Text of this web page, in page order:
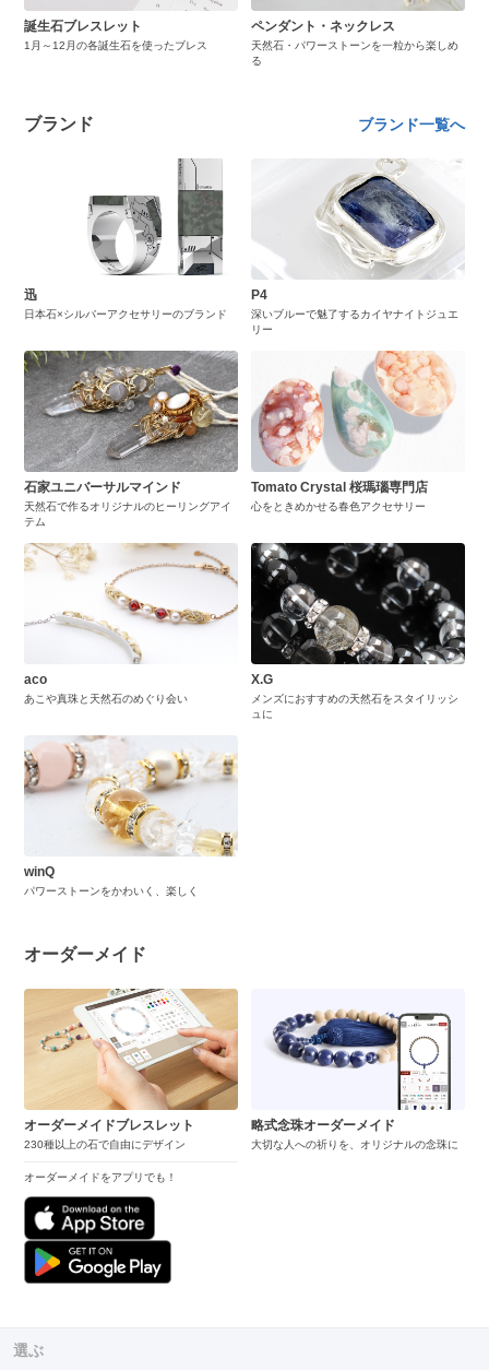
誕生石ブレスレット
1月～12月の各誕生石を使ったブレス
ペンダント・ネックレス
天然石・パワーストーンを一粒から楽しめ
る
ブランド ブランド一覧へ
迅
日本石×シルバーアクセサリーのブランド
P4
深いブルーで魅了するカイヤナイトジュエ
リー
石家ユニバーサルマインド
天然石で作るオリジナルのヒーリングアイ
テム
Tomato Crystal 桜瑪瑙専門店
心をときめかせる春色アクセサリー
aco
あこや真珠と天然石のめぐり会い
X.G
メンズにおすすめの天然石をスタイリッシ
ュに
winQ
パワーストーンをかわいく、楽しく
オーダーメイド
オーダーメイドブレスレット
230種以上の石で自由にデザイン
オーダーメイドをアプリでも！
略式念珠オーダーメイド
大切な人への祈りを、オリジナルの念珠に
選ぶ